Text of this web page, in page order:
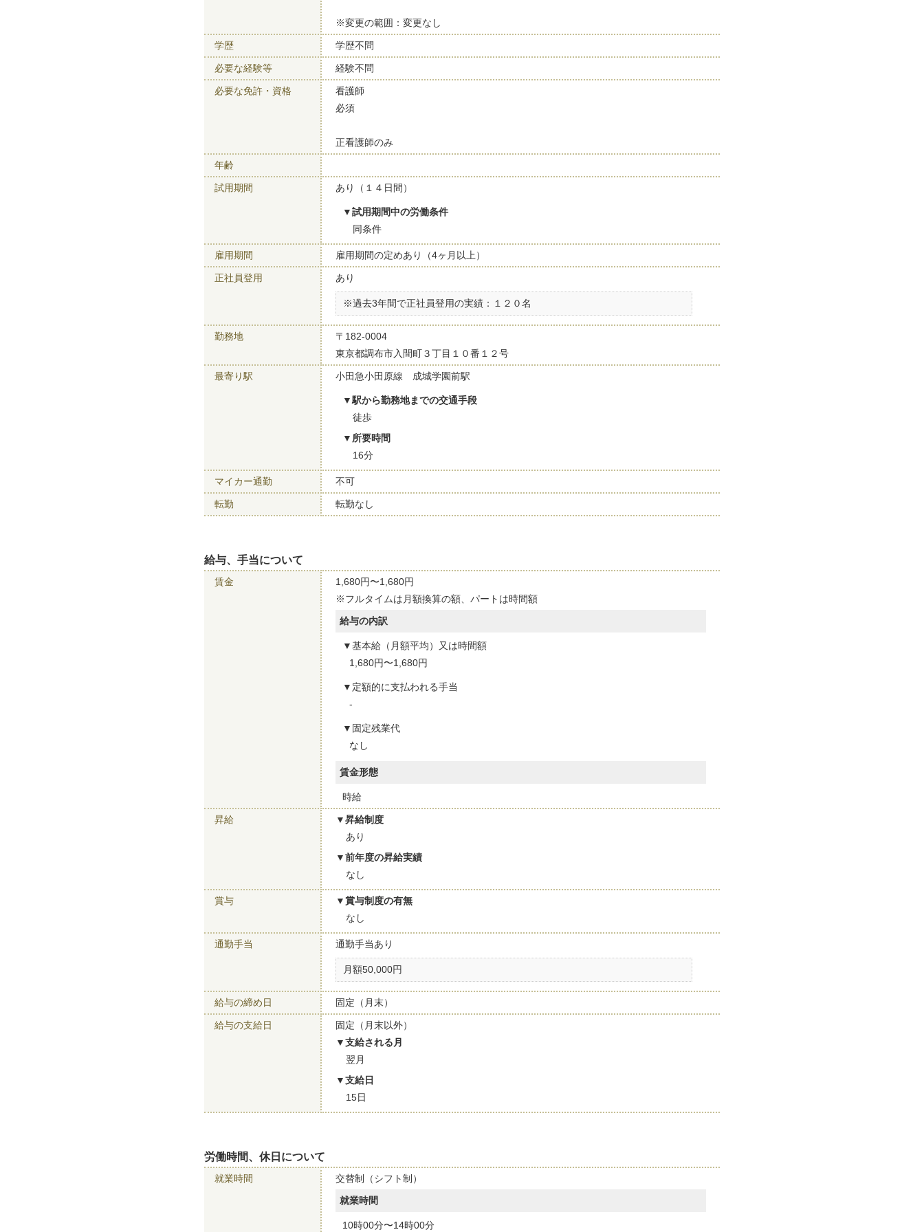
※変更の範囲：変更なし
学歴 学歴不問
必要な経験等 経験不問
必要な免許・資格
看護師
必須
正看護師のみ
年齢
試用期間 あり（１４日間）
試用期間中の労働条件
同条件
雇用期間 雇用期間の定めあり（4ヶ月以上）
正社員登用 あり
※過去3年間で正社員登用の実績：１２０名
勤務地
〒182-0004
東京都調布市入間町３丁目１０番１２号
最寄り駅 小田急小田原線 成城学園前駅
駅から勤務地までの交通手段
徒歩
所要時間
16分
マイカー通勤 不可
転勤 転勤なし
給与、手当について
賃金
1,680円〜1,680円
※フルタイムは月額換算の額、パートは時間額
給与の内訳
基本給（月額平均）又は時間額
1,680円〜1,680円
定額的に支払われる手当
-
固定残業代
なし
賃金形態
時給
昇給
昇給制度
あり
前年度の昇給実績
なし
賞与
賞与制度の有無
なし
通勤手当 通勤手当あり
月額50,000円
給与の締め日 固定（月末）
給与の支給日
固定（月末以外）
支給される月
翌月
支給日
15日
労働時間、休日について
就業時間
交替制（シフト制）
就業時間
10時00分〜14時00分